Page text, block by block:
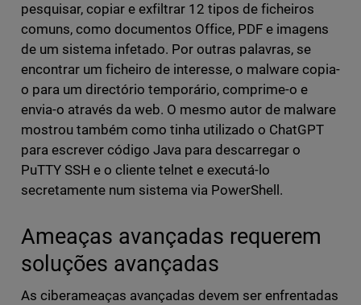
pesquisar, copiar e exfiltrar 12 tipos de ficheiros
comuns, como documentos Office, PDF e imagens
de um sistema infetado. Por outras palavras, se
encontrar um ficheiro de interesse, o malware copia-
o para um directório temporário, comprime-o e
envia-o através da web. O mesmo autor de malware
mostrou também como tinha utilizado o ChatGPT
para escrever código Java para descarregar o
PuTTY SSH e o cliente telnet e executá-lo
secretamente num sistema via PowerShell.
Ameaças avançadas requerem
soluções avançadas
As ciberameaças avançadas devem ser enfrentadas